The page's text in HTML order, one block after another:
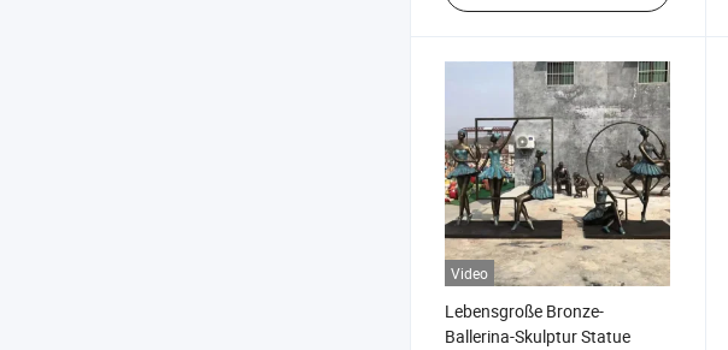
Video
Lebensgroße Bronze-
Ballerina-Skulptur Statue